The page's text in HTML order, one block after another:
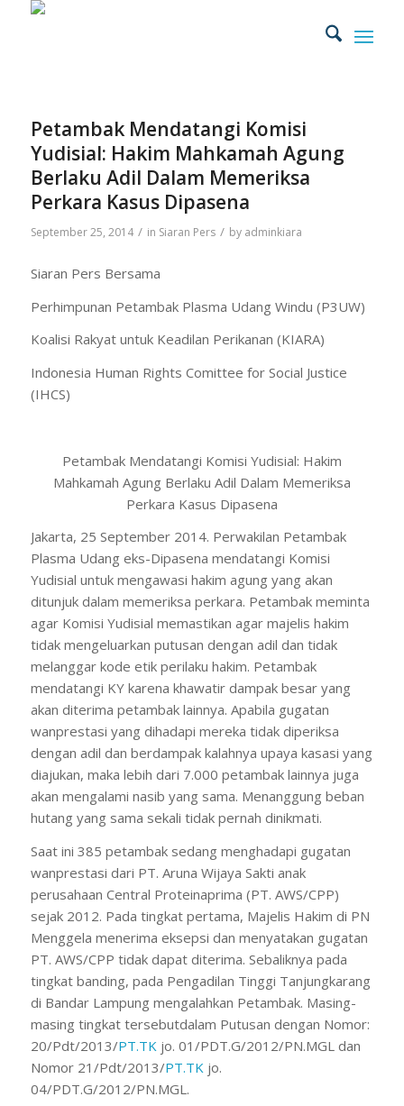
Petambak Mendatangi Komisi
Yudisial: Hakim Mahkamah Agung
Berlaku Adil Dalam Memeriksa
Perkara Kasus Dipasena
September 25, 2014 / in Siaran Pers / by adminkiara
Siaran Pers Bersama
Perhimpunan Petambak Plasma Udang Windu (P3UW)
Koalisi Rakyat untuk Keadilan Perikanan (KIARA)
Indonesia Human Rights Comittee for Social Justice
(IHCS)
Petambak Mendatangi Komisi Yudisial: Hakim
Mahkamah Agung Berlaku Adil Dalam Memeriksa
Perkara Kasus Dipasena
Jakarta, 25 September 2014. Perwakilan Petambak
Plasma Udang eks-Dipasena mendatangi Komisi
Yudisial untuk mengawasi hakim agung yang akan
ditunjuk dalam memeriksa perkara. Petambak meminta
agar Komisi Yudisial memastikan agar majelis hakim
tidak mengeluarkan putusan dengan adil dan tidak
melanggar kode etik perilaku hakim. Petambak
mendatangi KY karena khawatir dampak besar yang
akan diterima petambak lainnya. Apabila gugatan
wanprestasi yang dihadapi mereka tidak diperiksa
dengan adil dan berdampak kalahnya upaya kasasi yang
diajukan, maka lebih dari 7.000 petambak lainnya juga
akan mengalami nasib yang sama. Menanggung beban
hutang yang sama sekali tidak pernah dinikmati.
Saat ini 385 petambak sedang menghadapi gugatan
wanprestasi dari PT. Aruna Wijaya Sakti anak
perusahaan Central Proteinaprima (PT. AWS/CPP)
sejak 2012. Pada tingkat pertama, Majelis Hakim di PN
Menggela menerima eksepsi dan menyatakan gugatan
PT. AWS/CPP tidak dapat diterima. Sebaliknya pada
tingkat banding, pada Pengadilan Tinggi Tanjungkarang
di Bandar Lampung mengalahkan Petambak. Masing-
masing tingkat tersebutdalam Putusan dengan Nomor:
20/Pdt/2013/PT.TKjo. 01/PDT.G/2012/PN.MGL dan
Nomor 21/Pdt/2013/PT.TKjo.
04/PDT.G/2012/PN.MGL.